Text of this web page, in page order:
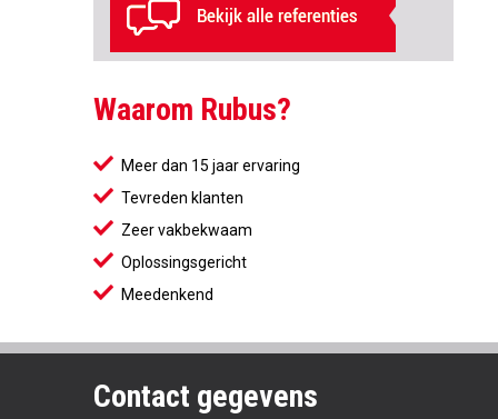
Waarom Rubus?
Meer dan 15 jaar ervaring
Tevreden klanten
Zeer vakbekwaam
Oplossingsgericht
Meedenkend
Contact gegevens